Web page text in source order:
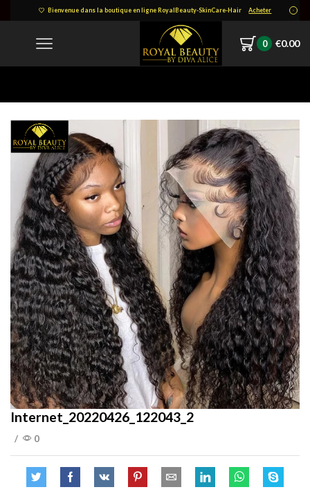
Bienvenue dans la boutique en ligne RoyalBeauty-SkinCare-Hair Acheter
0 €0.00
Internet_20220426_122043_2
/ 0